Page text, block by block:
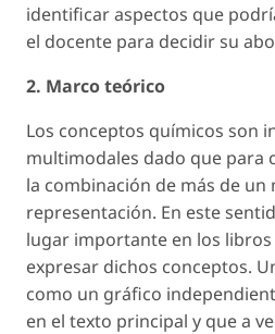
identificar aspectos que
el docente para decidir su
2. Marco teórico
Los conceptos químicos son
multimodales dado que para
la combinación de más de un
representación. En este
lugar importante en los
expresar dichos conceptos.
como un gráfico
en el texto principal y que a